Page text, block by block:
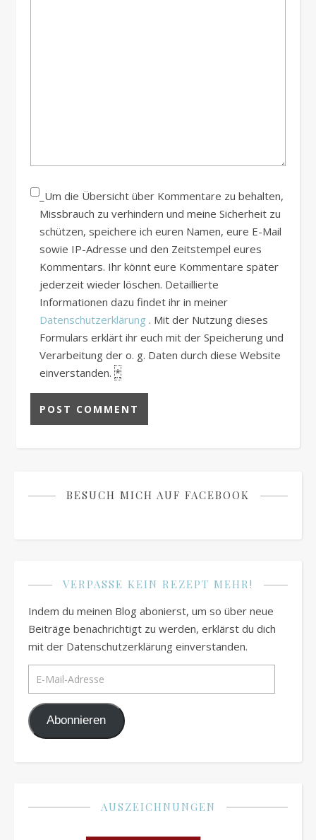
_Um die Übersicht über Kommentare zu behalten,
Missbrauch zu verhindern und meine Sicherheit zu
schützen, speichere ich euren Namen, eure E-Mail
sowie IP-Adresse und den Zeitstempel eures
Kommentars. Ihr könnt eure Kommentare später
jederzeit wieder löschen. Detaillierte
Informationen dazu findet ihr in meiner
Datenschutzerklärung . Mit der Nutzung dieses
Formulars erklärt ihr euch mit der Speicherung und
Verarbeitung der o. g. Daten durch diese Website
einverstanden. *
BESUCH MICH AUF FACEBOOK
VERPASSE KEIN REZEPT MEHR!
Indem du meinen Blog abonierst, um so über neue
Beiträge benachrichtigt zu werden, erklärst du dich
mit der Datenschutzerklärung einverstanden.
E-Mail-Adresse
Abonnieren
AUSZEICHNUNGEN